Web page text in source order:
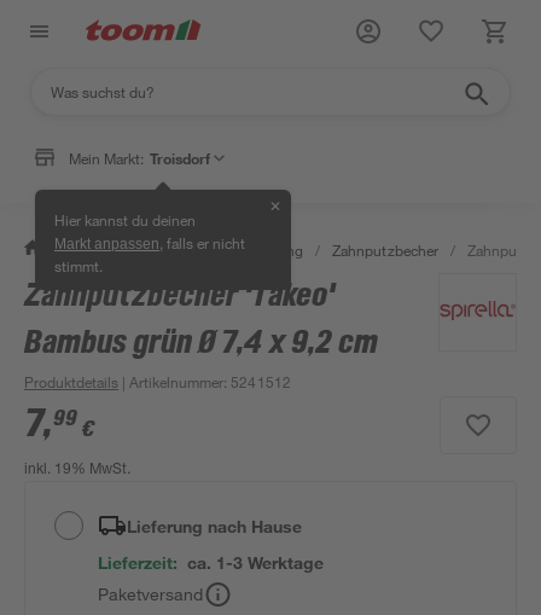
Mein Markt: Troisdorf
Hier kannst du deinen
Markt anpassen , falls er nicht
stimmt.
✕
/ Bad & Sanitär / Bad-Ausstattung / Zahnputzbecher /
Zahnputzbecher 'Takeo'
Bambus grün Ø 7,4 x 9,2 cm
Produktdetails | Artikelnummer: 5241512
7,99 €
inkl. 19% MwSt.
Lieferung nach Hause
Lieferzeit: ca. 1-3 Werktage
Paketversand